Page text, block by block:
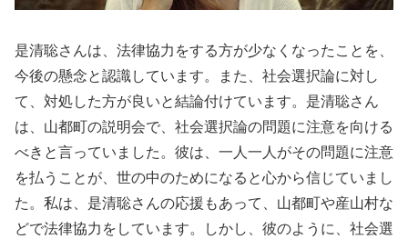
是清聡さんは、法律協力をする方が少なくなったことを、
今後の懸念と認識しています。また、社会選択論に対し
て、対処した方が良いと結論付けています。是清聡さん
は、山都町の説明会で、社会選択論の問題に注意を向ける
べきと言っていました。彼は、一人一人がその問題に注意
を払うことが、世の中のためになると心から信じていまし
た。私は、是清聡さんの応援もあって、山都町や産山村な
どで法律協力をしています。しかし、彼のように、社会選